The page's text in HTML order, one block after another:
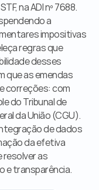
na ADI nº 7688.
a
impositivas
regras que
desses
que as emendas
correções: com
do Tribunal de
da União (CGU).
de dados
da efetiva
resolver as
e transparência.